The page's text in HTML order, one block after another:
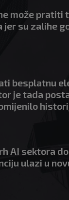
može pratiti
jer su zalihe
besplatnu
je tada
AI sektora
ulazi u